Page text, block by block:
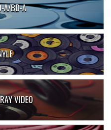
A/BD-A
VIDEO